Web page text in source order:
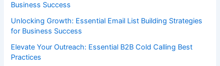
Business Success
Unlocking Growth: Essential Email List Building Strategies
for Business Success
Elevate Your Outreach: Essential B2B Cold Calling Best
Practices